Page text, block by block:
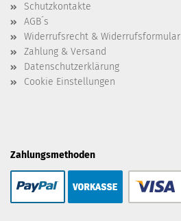
Schutzkontakte
AGB´s
Widerrufsrecht & Widerrufsformular
Zahlung & Versand
Datenschutzerklärung
Cookie Einstellungen
Zahlungsmethoden